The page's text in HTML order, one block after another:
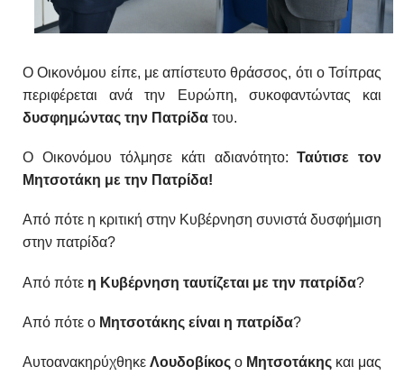
Ο Οικονόμου είπε, με απίστευτο θράσσος, ότι ο Τσίπρας
περιφέρεται ανά την Ευρώπη, συκοφαντώντας και
δυσφημώντας την Πατρίδα του.
Ο Οικονόμου τόλμησε κάτι αδιανότητο: Ταύτισε τον
Μητσοτάκη με την Πατρίδα!
Από πότε η κριτική στην Κυβέρνηση συνιστά δυσφήμιση
στην πατρίδα?
Από πότε η Κυβέρνηση ταυτίζεται με την πατρίδα?
Από πότε ο Μητσοτάκης είναι η πατρίδα?
Αυτοανακηρύχθηκε Λουδοβίκος ο Μητσοτάκης και μας